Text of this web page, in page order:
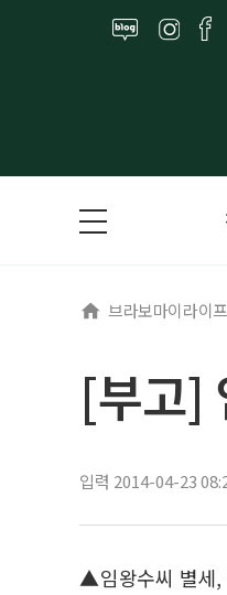
브라보마이라이프
[부고]
입력 2014-04-23
▲임왕수씨 별세,